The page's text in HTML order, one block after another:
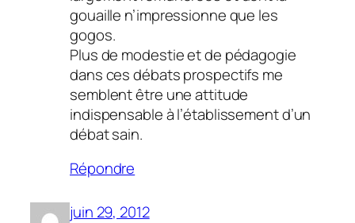
gouaille n’impressionne que les
gogos.
Plus de modestie et de pédagogie
dans ces débats prospectifs me
semblent être une attitude
indispensable à l’établissement d’un
débat sain.
Répondre
juin 29, 2012